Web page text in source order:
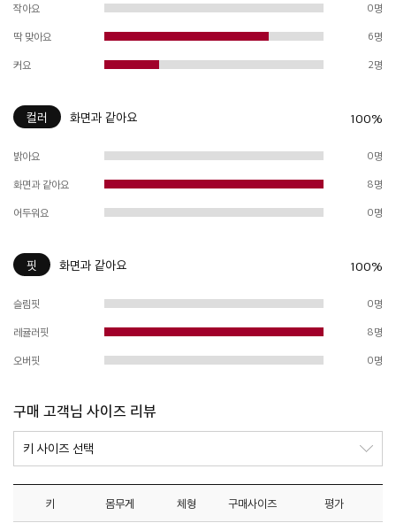
작아요 0명
딱 맞아요 6명
커요 2명
컬러 화면과 같아요 100%
밝아요 0명
화면과 같아요 8명
어두워요 0명
핏 화면과 같아요 100%
슬림핏 0명
레귤러핏 8명
오버핏 0명
구매 고객님 사이즈 리뷰
키 몸무게 체형 구매사이즈 평가